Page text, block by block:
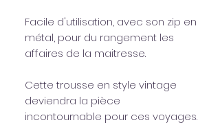
Facile d'utilisation, avec son zip en
métal, pour du rangement les
affaires de la maitresse.
Cette trousse en style vintage
deviendra la pièce
incontournable pour ces voyages.